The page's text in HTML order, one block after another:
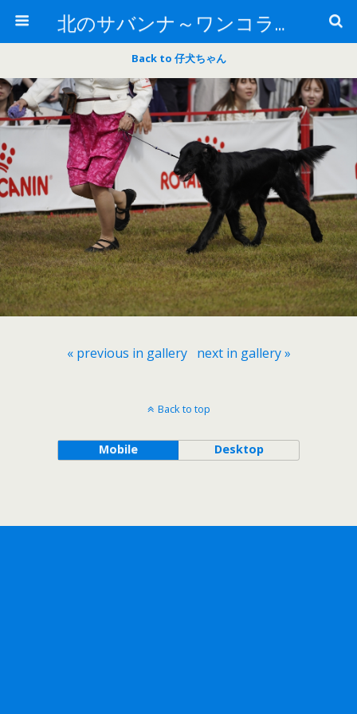
北のサバンナ～ワンコライフ～
Back to 仔犬ちゃん
« previous in gallery next in gallery »
Back to top
Mobile Desktop